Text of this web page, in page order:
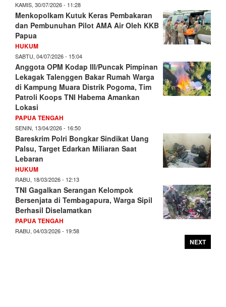
KAMIS, 30/07/2026 - 11:28
Menkopolkam Kutuk Keras Pembakaran
dan Pembunuhan Pilot AMA Air Oleh KKB
Papua
HUKUM
SABTU, 04/07/2026 - 15:04
Anggota OPM Kodap III/Puncak Pimpinan
Lekagak Talenggen Bakar Rumah Warga
di Kampung Muara Distrik Pogoma, Tim
Patroli Koops TNI Habema Amankan
Lokasi
PAPUA TENGAH
SENIN, 13/04/2026 - 16:50
Bareskrim Polri Bongkar Sindikat Uang
Palsu, Target Edarkan Miliaran Saat
Lebaran
HUKUM
RABU, 18/03/2026 - 12:13
TNI Gagalkan Serangan Kelompok
Bersenjata di Tembagapura, Warga Sipil
Berhasil Diselamatkan
PAPUA TENGAH
RABU, 04/03/2026 - 19:58
NEXT